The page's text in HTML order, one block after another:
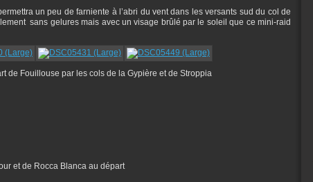
un peu de farniente à l’abri du vent dans les versants sud du col de
sans gelures mais avec un visage brûlé par le soleil que ce mini-raid
de Fouillouse par les cols de la Gypière et de Stroppia
et de Rocca Blanca au départ